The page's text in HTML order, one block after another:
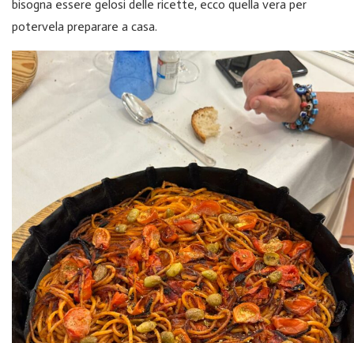
bisogna essere gelosi delle ricette, ecco quella vera per
potervela preparare a casa.